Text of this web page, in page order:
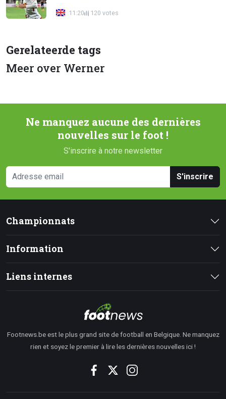
11:20 120 votes
Gerelateerde tags
Meer over Werner
Ne manquez aucune des dernières
nouvelles sur le foot !
S'inscrire à notre newsletter
S'inscrire
Championnats
Information
Liens internes
Footnews.be est le plus grand site de football en Belgique. Ne manquez
rien et soyez le premier à lire les dernières nouvelles ici !